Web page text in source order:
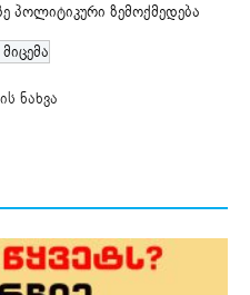
პოლიტიკური ზემოქმედება
ნახვა